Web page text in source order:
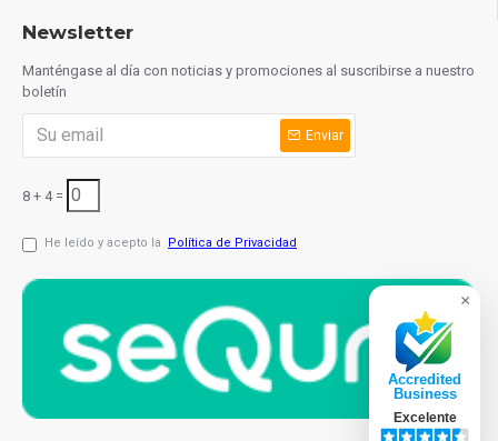
Newsletter
Manténgase al día con noticias y promociones al suscribirse a nuestro
boletín
Enviar
8 + 4 =
He leído y acepto la Política de Privacidad
×
Accredited
Business
Excelente